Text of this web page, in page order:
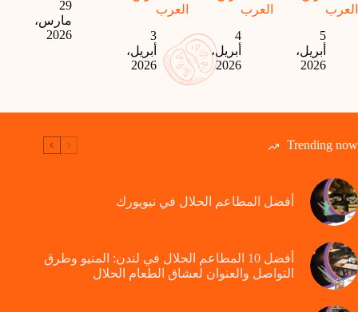
العرب
5
أبريل،
2026
العرب
4
أبريل،
2026
العرب
3
أبريل،
2026
29
مارس،
2026
Trending now
أفضل المطاعم الحلال في نيويورك
أفضل 10 المطاعم الحلال في لندن: المنيو وطرق
التواصل والعنوان لعشاق الطعام الحلال